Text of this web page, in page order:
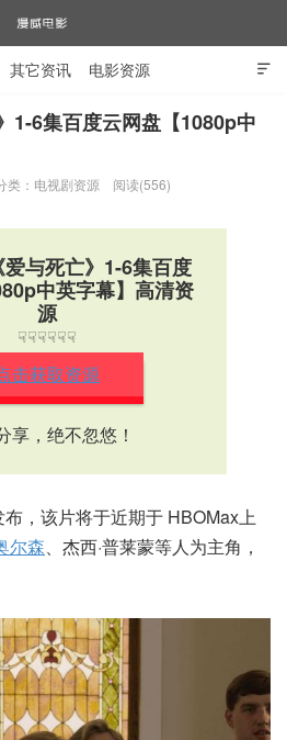
漫威电影

其它资讯 电影资源
1-6集百度云网盘【1080p中
类： 电视剧资源 阅读(556)
与死亡》1-6集百度
中英字幕】高清资
源
☟☟☟☟☟☟
击获取资源
享，绝不忽悠！
布，该片将于近期于 HBOMax上
尔森、杰西·普莱蒙等人为主角，